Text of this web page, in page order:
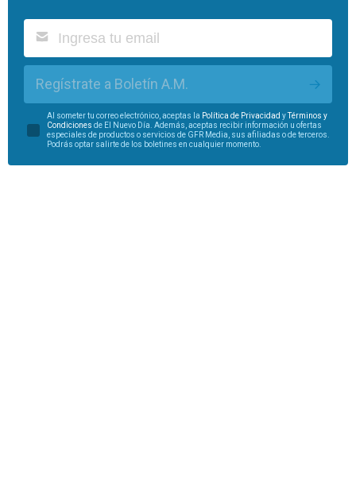
Regístrate a Boletín A.M.
Al someter tu correo electrónico, aceptas la Política de Privacidad y
Términos y
Condiciones de El Nuevo Día. Además, aceptas recibir información u ofertas
especiales de productos o servicios de GFR Media, sus afiliadas o de terceros.
Podrás optar salirte de los boletines en cualquier momento.